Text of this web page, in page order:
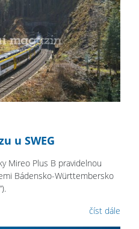
u SWEG
Mireo Plus B pravidelnou
Bádensko-Württembersko
číst dále